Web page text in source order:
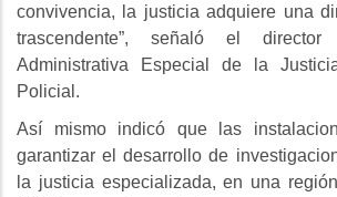
convivencia, la justicia adquiere una
trascendente”, señaló el
Administrativa Especial de la
Policial.
Así mismo indicó que las
garantizar el desarrollo de
la justicia especializada, en una